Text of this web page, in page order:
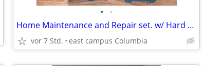
• •
Home Maintenance and Repair set. w/ Hard Case
vor 7 Std. east campus Columbia